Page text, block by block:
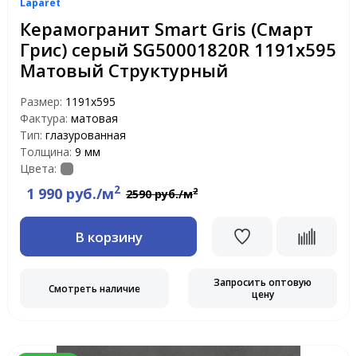
Laparet
Керамогранит Smart Gris (Смарт
Грис) серый SG50001820R 1191x595
Матовый Структурный
Размер: 1191x595
Фактура: матовая
Тип: глазурованная
Толщина: 9 мм
Цвета:
1 990 руб./м2 2590 руб./м2
В корзину
Смотреть наличие
Запросить оптовую
цену